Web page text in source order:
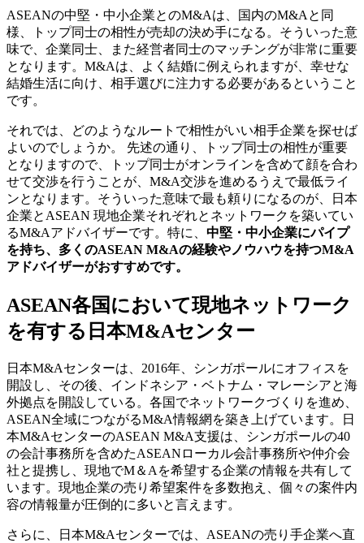
ASEANの中堅・中小企業とのM&Aは、国内のM&Aと同
様、トップ同士の相性が売却の決め手になる。そういった意
味で、企業同士、また経営者同士のマッチングが非常に重要
となります。M&Aは、よく結婚に例えられますが、幸せな
結婚生活に向け、相手選びに注力する必要があるということ
です。
それでは、どのようなルートで相性がいい相手企業を探せば
よいのでしょうか。 先述の通り、トップ同士の相性が重要
となりますので、トップ同士がオンラインを含めて顔を合わ
せて交渉を行うことが、M&A交渉を進めるうえで最低ライ
ンとなります。そういった意味で最も頼りになるのが、日本
企業とASEAN 現地企業それぞれとネットワークを築いてい
るM&Aアドバイザーです。特に、 中堅・中小企業にパイプ
を持ち、多くのASEAN M&Aの経験やノウハウを持つM&A
アドバイザーがおすすめです。
ASEAN各国において現地ネットワーク
を有する日本M&Aセンター
日本M&Aセンターは、2016年、シンガポールにオフィスを
開設し、その後、インドネシア・ベトナム・マレーシアと海
外拠点を開設している。各国でネットワークづくりを進め、
ASEAN全域につながるM&A情報網を築き上げています。日
本M&AセンターのASEAN M&A支援は、シンガポールの40
の会計事務所を含めたASEANローカル会計事務所や仲介会
社と提携し、現地でM＆Aを希望する企業の情報を共有して
います。現地企業の売り希望案件を多数抱え、個々の案件内
容の情報量が圧倒的に多いと言えます。
さらに、日本M&Aセンターでは、ASEANの売り手企業へ直